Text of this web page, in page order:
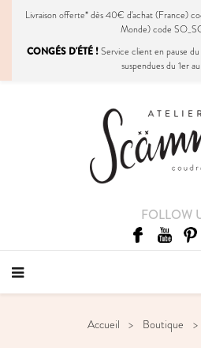
Livraison offerte* dès 40€ d'achat (France)
Monde) code
CONGÉS D'ÉTÉ !Service client en pause
suspendues du 1er
FOLLOW
Accueil Boutique